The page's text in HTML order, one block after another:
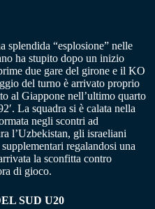
splendida “esplosione” nelle
ha stupito dopo un inizio
due gare del girone e il KO
del turno è arrivato proprio
al Giappone nell’ultimo quarto
La squadra si è calata nella
negli scontri ad
l’Uzbekistan, gli israeliani
regalandosi una
la sconfitta contro
di gioco.
SUD U20